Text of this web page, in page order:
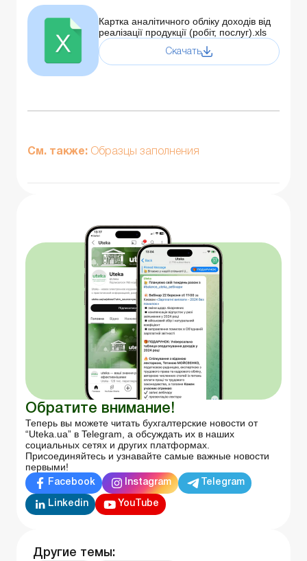
Картка аналітичного обліку доходів від
реалізації продукції (робіт, послуг).xls
Скачать
См. также: Образцы заполнения
Обратите внимание!
Теперь вы можете читать бухгалтерские новости от
“Uteka.ua” в Telegram, а обсуждать их в наших
социальных сетях и других платформах.
Присоединяйтесь и узнавайте самые важные новости
первыми!
Facebook Instagram Telegram
Linkedin YouTube
Другие темы: